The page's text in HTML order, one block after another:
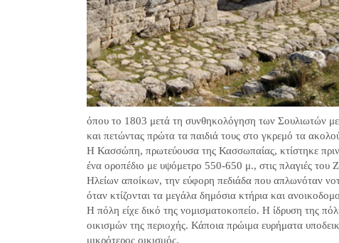
όπου το 1803 μετά τη συνθηκολόγηση των Σουλιωτών με
και πετώντας πρώτα τα παιδιά τους στο γκρεμό τα
Η Κασσώπη, πρωτεύουσα της Κασσωπαίας, κτίστηκε
ένα οροπέδιο με υψόμετρο 550-650 μ., στις πλαγιές
Ηλείων αποίκων, την εύφορη πεδιάδα που απλωνόταν
όταν κτίζονται τα μεγάλα δημόσια κτήρια και
Η πόλη είχε δικό της νομισματοκοπείο. Η ίδρυση της
οικισμών της περιοχής. Κάποια πρώιμα ευρήματα
μικρότερος οικισμός.